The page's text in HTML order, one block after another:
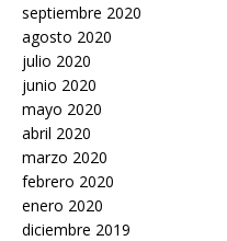
septiembre 2020
agosto 2020
julio 2020
junio 2020
mayo 2020
abril 2020
marzo 2020
febrero 2020
enero 2020
diciembre 2019